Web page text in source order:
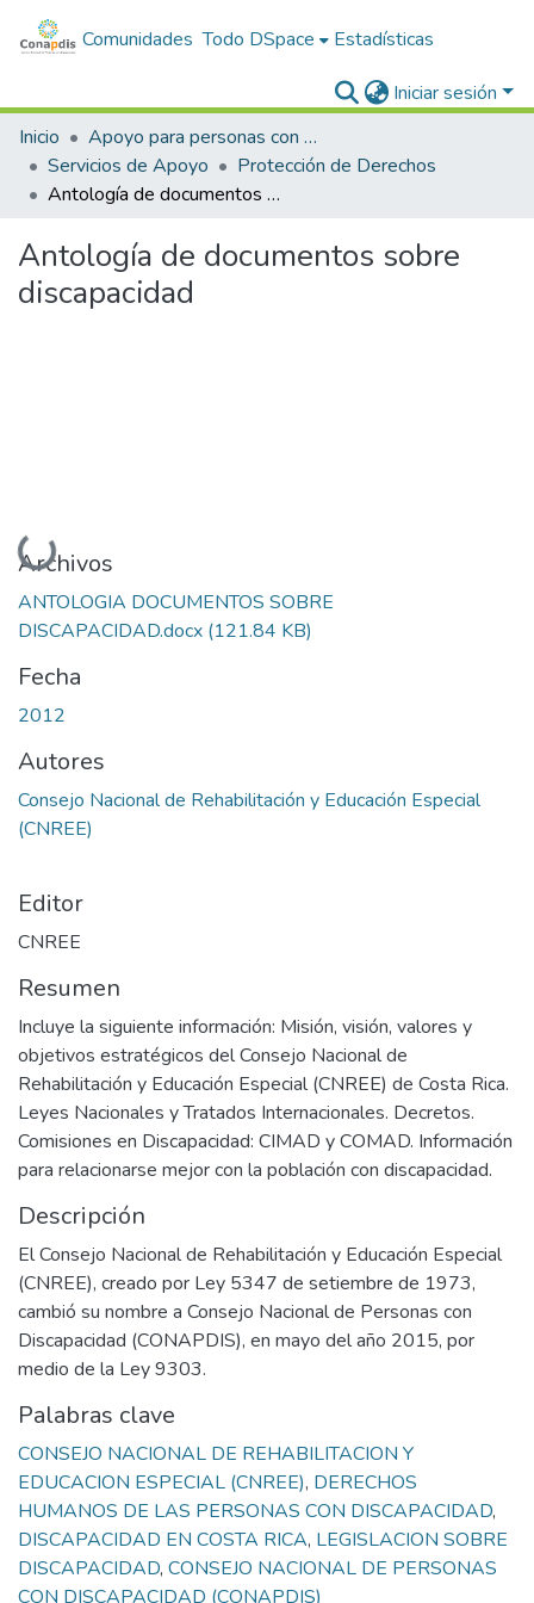
Comunidades Todo DSpace Estadísticas
Iniciar sesión
Inicio
Apoyo para personas con discapacidad
Servicios de Apoyo
Protección de Derechos
Antología de documentos sobre discapacidad
Antología de documentos sobre
discapacidad
Cargando...
Archivos
ANTOLOGIA DOCUMENTOS SOBRE
DISCAPACIDAD.docx (121.84 KB)
Fecha
2012
Autores
Consejo Nacional de Rehabilitación y Educación Especial
(CNREE)
Editor
CNREE
Resumen
Incluye la siguiente información: Misión, visión, valores y
objetivos estratégicos del Consejo Nacional de
Rehabilitación y Educación Especial (CNREE) de Costa Rica.
Leyes Nacionales y Tratados Internacionales. Decretos.
Comisiones en Discapacidad: CIMAD y COMAD. Información
para relacionarse mejor con la población con discapacidad.
Descripción
El Consejo Nacional de Rehabilitación y Educación Especial
(CNREE), creado por Ley 5347 de setiembre de 1973,
cambió su nombre a Consejo Nacional de Personas con
Discapacidad (CONAPDIS), en mayo del año 2015, por
medio de la Ley 9303.
Palabras clave
CONSEJO NACIONAL DE REHABILITACION Y
EDUCACION ESPECIAL (CNREE), DERECHOS
HUMANOS DE LAS PERSONAS CON DISCAPACIDAD,
DISCAPACIDAD EN COSTA RICA, LEGISLACION SOBRE
DISCAPACIDAD, CONSEJO NACIONAL DE PERSONAS
CON DISCAPACIDAD (CONAPDIS)